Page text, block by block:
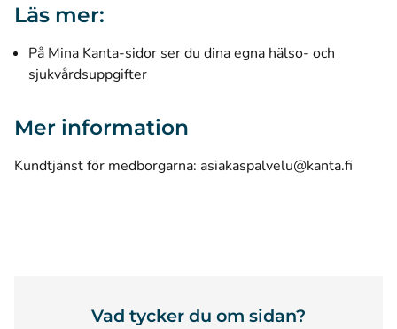
Läs mer:
På Mina Kanta-sidor ser du dina egna hälso- och
sjukvårdsuppgifter
Mer information
Kundtjänst för medborgarna: asiakaspalvelu@kanta.fi
Vad tycker du om sidan?